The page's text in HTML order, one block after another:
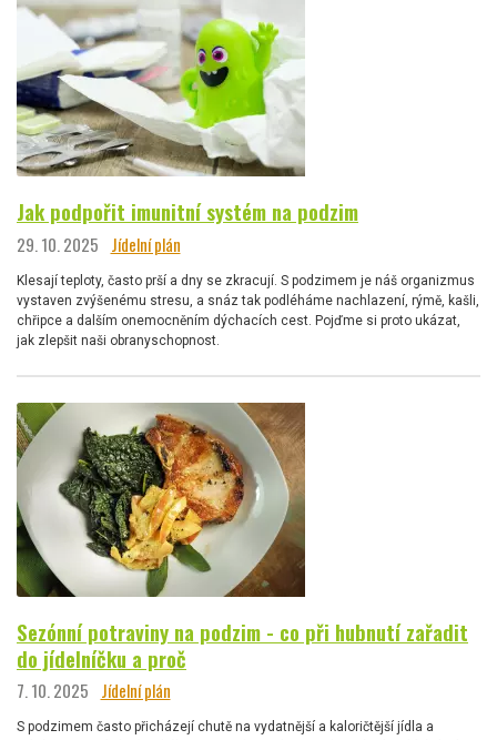
Jak podpořit imunitní systém na podzim
29. 10. 2025 Jídelní plán
Klesají teploty, často prší a dny se zkracují. S podzimem je náš organizmus
vystaven zvýšenému stresu, a snáz tak podléháme nachlazení, rýmě, kašli,
chřipce a dalším onemocněním dýchacích cest. Pojďme si proto ukázat,
jak zlepšit naši obranyschopnost.
Sezónní potraviny na podzim - co při hubnutí zařadit
do jídelníčku a proč
7. 10. 2025 Jídelní plán
S podzimem často přicházejí chutě na vydatnější a kaloričtější jídla a